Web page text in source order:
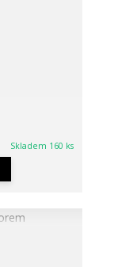
Skladem 160 ks